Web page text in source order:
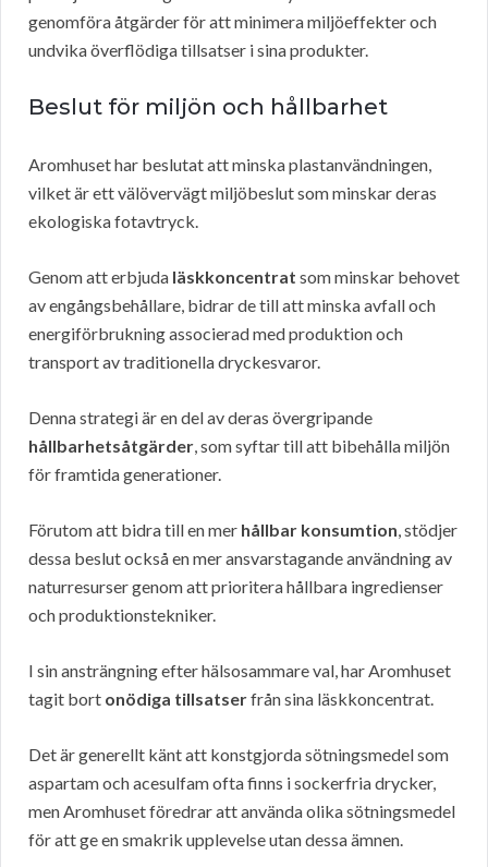
genomföra åtgärder för att minimera miljöeffekter och
undvika överflödiga tillsatser i sina produkter.
Beslut för miljön och hållbarhet
Aromhuset har beslutat att minska plastanvändningen,
vilket är ett välövervägt miljöbeslut som minskar deras
ekologiska fotavtryck.
Genom att erbjuda läskkoncentrat som minskar behovet
av engångsbehållare, bidrar de till att minska avfall och
energiförbrukning associerad med produktion och
transport av traditionella dryckesvaror.
Denna strategi är en del av deras övergripande
hållbarhetsåtgärder, som syftar till att bibehålla miljön
för framtida generationer.
Förutom att bidra till en mer hållbar konsumtion, stödjer
dessa beslut också en mer ansvarstagande användning av
naturresurser genom att prioritera hållbara ingredienser
och produktionstekniker.
I sin ansträngning efter hälsosammare val, har Aromhuset
tagit bort onödiga tillsatserfrån sina läskkoncentrat.
Det är generellt känt att konstgjorda sötningsmedel som
aspartam och acesulfam ofta finns i sockerfria drycker,
men Aromhuset föredrar att använda olika sötningsmedel
för att ge en smakrik upplevelse utan dessa ämnen.